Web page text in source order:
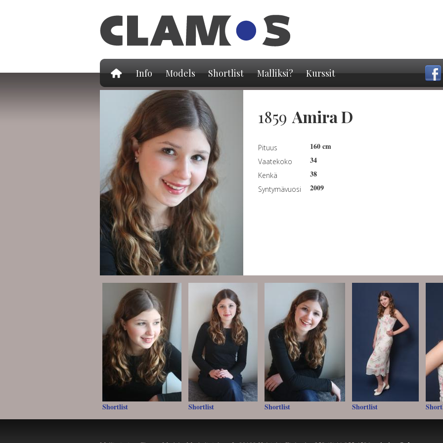
Info Models Shortlist Malliksi? Kurssit
1859 Amira D
Pituus 160 cm
Vaatekoko 34
Kenkä 38
Syntymävuosi 2009
Shortlist Shortlist Shortlist Shortlist